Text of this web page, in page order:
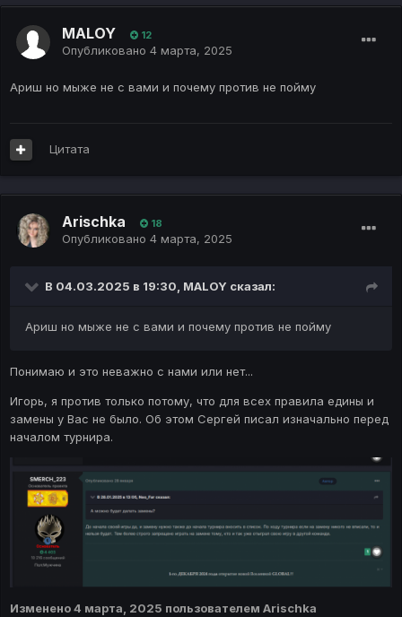
MALOY 12
Опубликовано 4 марта, 2025
Ариш но мыже не с вами и почему против не пойму
Цитата
Arischka 18
Опубликовано 4 марта, 2025
В 04.03.2025 в 19:30, MALOY сказал:
Ариш но мыже не с вами и почему против не пойму
Понимаю и это неважно с нами или нет...
Игорь, я против только потому, что для всех правила едины и
замены у Вас не было. Об этом Сергей писал изначально перед
началом турнира.
Изменено4 марта, 2025 пользователем Arischka